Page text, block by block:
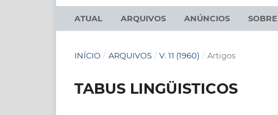
ATUAL ARQUIVOS ANÚNCIOS SOBRE
INÍCIO / ARQUIVOS / V. 11 (1960) / Artigos
TABUS LINGÜISTICOS